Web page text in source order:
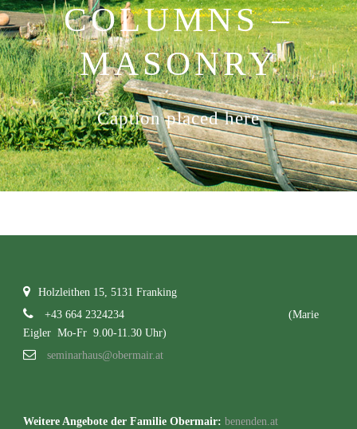
COLUMNS –
MASONRY
Caption placed here
Holzleithen 15, 5131 Franking
+43 664 2324234
(Marie
Eigler Mo-Fr 9.00-11.30 Uhr)
seminarhaus@obermair.at
Weitere Angebote der Familie Obermair: benenden.at